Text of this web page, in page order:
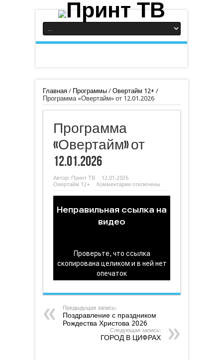
Главная/ Программы/ Овертайм 12+/
Программа «Овертайм» от 12.01.2026
Программа
«Овертайм» от
12.01.2026
Автор: Принт ТВ
12.01.2026
Овертайм 12+
Комментариик
Программа
от
отключены
Предыдущая запись:
Поздравление с праздником
Рождества Христова 2026
Следующая запись:
ГОРОД В ЦИФРАХ